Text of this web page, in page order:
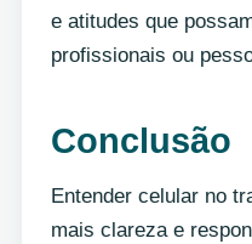
e atitudes que
profissionais ou
Conclusão
Entender celular no
mais clareza e